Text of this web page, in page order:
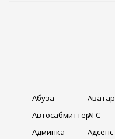
Абуза Аватар
АвтосабмиттерАГС
Админка
Адсенс